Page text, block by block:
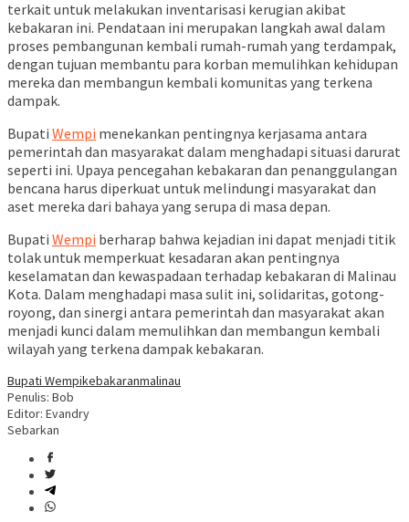
terkait untuk melakukan inventarisasi kerugian akibat
kebakaran ini. Pendataan ini merupakan langkah awal dalam
proses pembangunan kembali rumah-rumah yang terdampak,
dengan tujuan membantu para korban memulihkan kehidupan
mereka dan membangun kembali komunitas yang terkena
dampak.
Bupati Wempi menekankan pentingnya kerjasama antara
pemerintah dan masyarakat dalam menghadapi situasi darurat
seperti ini. Upaya pencegahan kebakaran dan penanggulangan
bencana harus diperkuat untuk melindungi masyarakat dan
aset mereka dari bahaya yang serupa di masa depan.
Bupati Wempi berharap bahwa kejadian ini dapat menjadi titik
tolak untuk memperkuat kesadaran akan pentingnya
keselamatan dan kewaspadaan terhadap kebakaran di Malinau
Kota. Dalam menghadapi masa sulit ini, solidaritas, gotong-
royong, dan sinergi antara pemerintah dan masyarakat akan
menjadi kunci dalam memulihkan dan membangun kembali
wilayah yang terkena dampak kebakaran.
Bupati Wempikebakaranmalinau
Penulis: Bob
Editor: Evandry
Sebarkan